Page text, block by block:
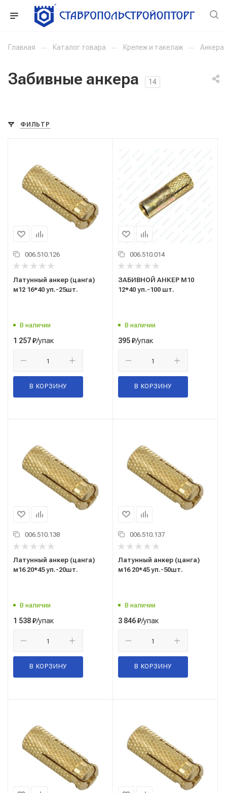
Главная — Каталог товара — Крепеж и такелаж — Анкера
Забивные анкера 14
ФИЛЬТР
006.510.126
Латунный анкер (цанга)
м12 16*40 уп.-25шт.
В наличии
1 257₽/упак
В КОРЗИНУ
006.510.014
ЗАБИВНОЙ АНКЕР М10
12*40 уп.-100 шт.
В наличии
395₽/упак
В КОРЗИНУ
006.510.138
Латунный анкер (цанга)
м16 20*45 уп.-20шт.
В наличии
1 538₽/упак
В КОРЗИНУ
006.510.137
Латунный анкер (цанга)
м16 20*45 уп.-50шт.
В наличии
3 846₽/упак
В КОРЗИНУ